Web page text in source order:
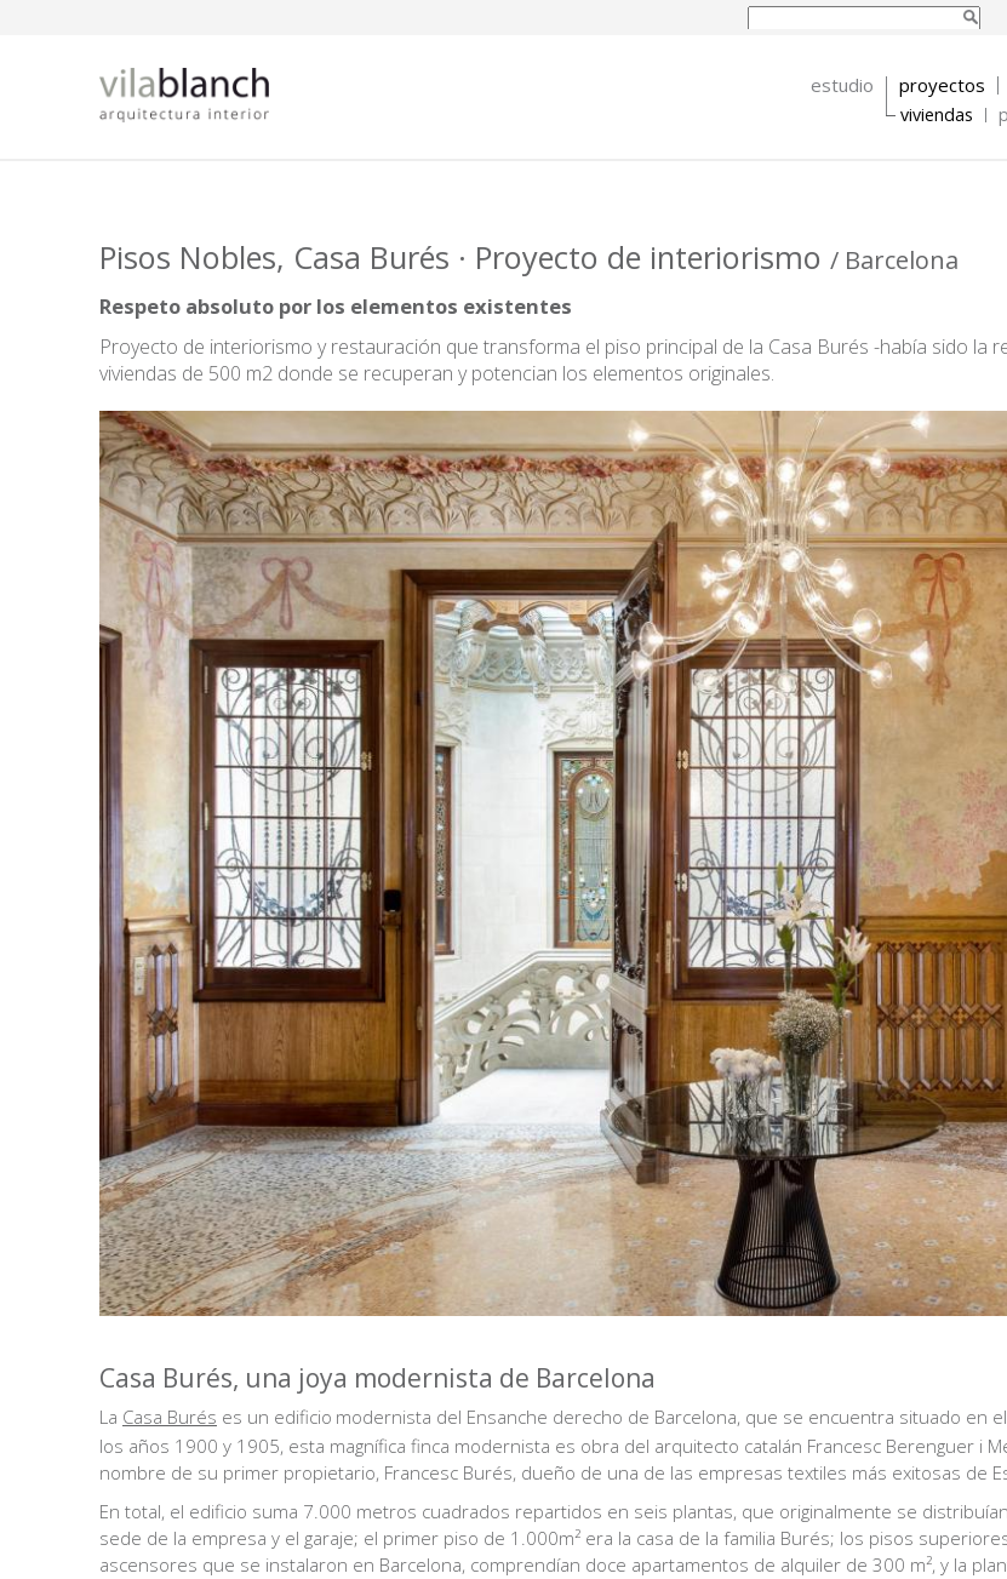
Formulario de
estudio proyectos
viviendas
Pisos Nobles, Casa Burés · Proyecto de interiorismo / Barcelona
Respeto absoluto por los elementos existentes
Proyecto de interiorismo y restauración que transforma el piso principal de la Casa Burés -había sido la
viviendas de 500 m2 donde se recuperan y potencian los elementos originales.
Casa Burés, una joya modernista de Barcelona
La Casa Burés es un edificio modernista del Ensanche derecho de Barcelona, que se encuentra situado en
los años 1900 y 1905, esta magnífica finca modernista es obra del arquitecto catalán Francesc Berenguer i
nombre de su primer propietario, Francesc Burés, dueño de una de las empresas textiles más exitosas de
En total, el edificio suma 7.000 metros cuadrados repartidos en seis plantas, que originalmente se
sede de la empresa y el garaje; el primer piso de 1.000m² era la casa de la familia Burés; los pisos
ascensores que se instalaron en Barcelona, comprendían doce apartamentos de alquiler de 300 m², y la